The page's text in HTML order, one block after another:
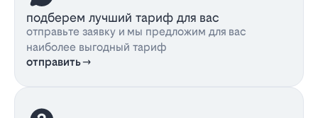
подберем лучший тариф для вас
отправьте заявку и мы предложим для вас
наиболее выгодный тариф
отправить